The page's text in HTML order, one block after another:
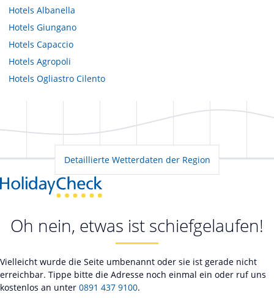
Hotels Albanella
Hotels Giungano
Hotels Capaccio
Hotels Agropoli
Hotels Ogliastro Cilento
Detaillierte Wetterdaten der Region
Oh nein, etwas ist schiefgelaufen!
Vielleicht wurde die Seite umbenannt oder sie ist gerade nicht
erreichbar. Tippe bitte die Adresse noch einmal ein oder ruf uns
kostenlos an unter 0891 437 9100.